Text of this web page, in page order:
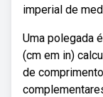
imperial de
Uma polegada
(cm em in)
de